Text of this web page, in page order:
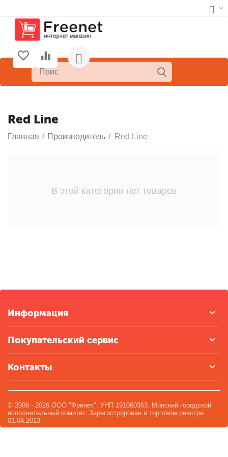
Red Line
Главная / Производитель / Red Line
В этой категории нет товаров
Информация
Покупательский сервис
Контакты
© 2006 - 2026 ООО "Фринет". УНП 191060363. Минский городской
исполнительный комитет. Зарегистрирован в торговом реестре
01.04.2013.